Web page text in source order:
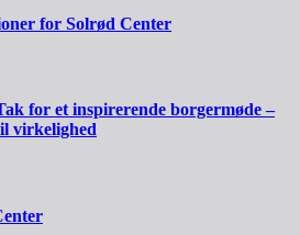
for Solrød Center
for et inspirerende borgermøde –
virkelighed